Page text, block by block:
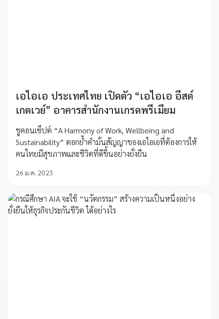
เอไอเอ ประเทศไทย เปิดตัว “เอไอเอ อีสต์
เกตเวย์” อาคารสำนักงานเกรดพรีเมียม
ชูคอนเซ็ปต์ “A Harmony of Work, Wellbeing and
Sustainability” ตอกย้ำคำมั่นสัญญาของเอไอเอที่ต้องการให้
คนไทยมีสุขภาพและชีวิตที่ดีขึ้นอย่างยั่งยืน
26 ม.ค. 2023